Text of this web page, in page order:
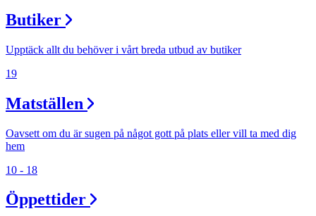
Presentkort
Butiker
Upptäck allt du behöver i vårt breda utbud av butiker
19
Matställen
Oavsett om du är sugen på något gott på plats eller vill ta med dig
hem
10 - 18
Öppettider